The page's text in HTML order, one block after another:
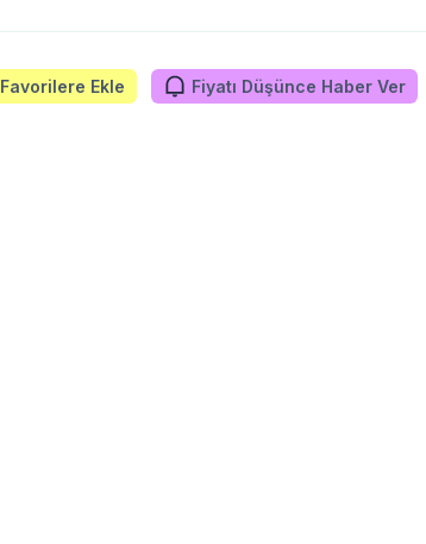
Favorilere Ekle Fiyatı Düşünce Haber Ver